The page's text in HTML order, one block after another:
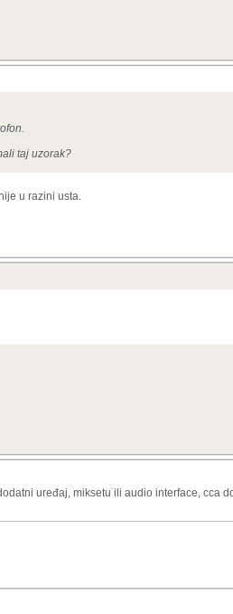
taj uzorak?
u razini usta.
uređaj, miksetu ili audio interface, cca